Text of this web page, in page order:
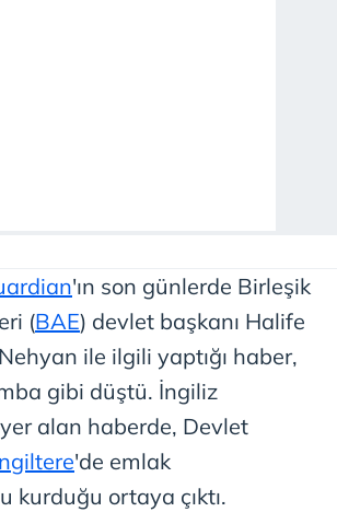
'ın son günlerde Birleşik
(BAE) devlet başkanı Halife
ile ilgili yaptığı haber,
gibi düştü. İngiliz
alan haberde, Devlet
'de emlak
kurduğu ortaya çıktı.